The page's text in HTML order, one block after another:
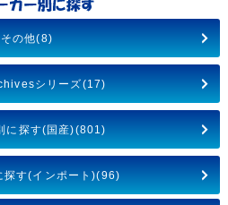
その他(8)
シリーズ(17)
に探す(国産)(801)
探す(インポート)(96)